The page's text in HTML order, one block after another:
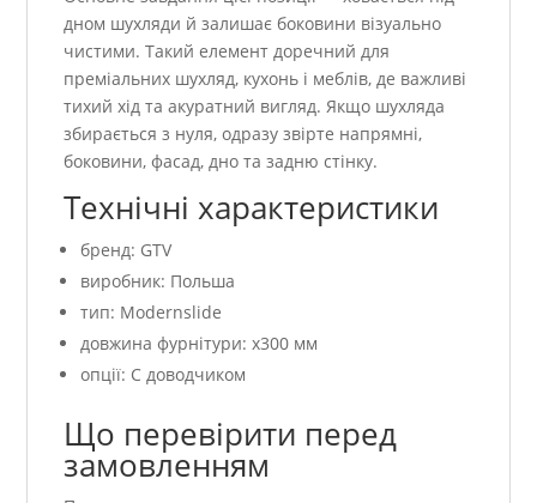
дном шухляди й залишає боковини візуально
чистими. Такий елемент доречний для
преміальних шухляд, кухонь і меблів, де важливі
тихий хід та акуратний вигляд. Якщо шухляда
збирається з нуля, одразу звірте напрямні,
боковини, фасад, дно та задню стінку.
Технічні характеристики
бренд: GTV
виробник: Польша
тип: Modernslide
довжина фурнітури: x300 мм
опції: С доводчиком
Що перевірити перед
замовленням